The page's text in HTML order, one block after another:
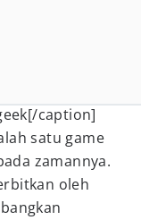
caption]
satu game
zamannya.
oleh